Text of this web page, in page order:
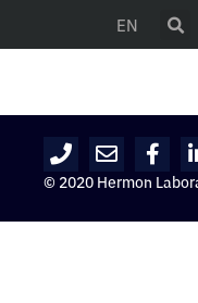
EN
© 2020 Hermon